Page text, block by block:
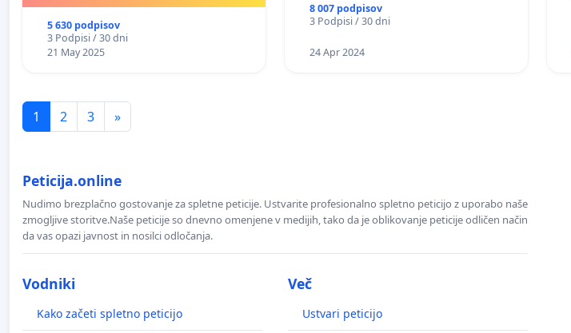
5 630 podpisov
3 Podpisi / 30 dni
21 May 2025
8 007 podpisov
3 Podpisi / 30 dni
24 Apr 2024
1 2 3 »
Peticija.online
Nudimo brezplačno gostovanje za spletne peticije. Ustvarite profesionalno spletno peticijo z uporabo naše
zmogljive storitve.Naše peticije so dnevno omenjene v medijih, tako da je oblikovanje peticije odličen način
da vas opazi javnost in nosilci odločanja.
Vodniki
Kako začeti spletno peticijo
Več
Ustvari peticijo